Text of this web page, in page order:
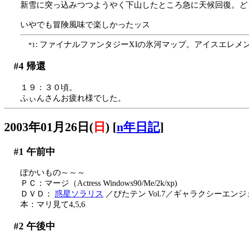
新雪に突っ込みつつようやく下山したところ急に天候回復。
いやでも冒険風味で楽しかったッス
*1: ファイナルファンタジーXIの氷河マップ。アイスエレメ
#4帰還
１９：３０頃。
ふぃんさんお疲れ様でした。
2003年01月26日( 日 ) [n年日記]
#1 午前中
ぽかいもの～～～
ＰＣ：マージ（Actress Windows90/Me/2k/xp)
ＤＶＤ： 惑星ソラリス ／ぴたテン Vol.7／ギャラクシーエンジ
本：マリ見て4,5,6
#2 午後中